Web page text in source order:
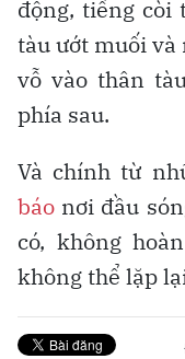
động, tiếng còi
tàu ướt muối và
vỗ vào thân
phía sau.
Và chính từ
báo nơi đầu
có, không
không thể lặp